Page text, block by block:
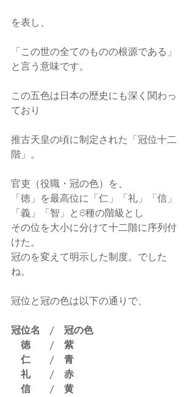
を表し、
「この世の全てのものの根源である」
と言う意味です。
この五色は日本の歴史にも深く関わっ
ており
推古天皇の頃に制定された「冠位十二
階」。
官吏（役職・冠の色）を、
「徳」を最高位に「仁」「礼」「信」
「義」「智」と6種の階級とし
その位を大小に分けて十二階に序列付
けた。
冠のを変えて明示した制度。でした
ね。
冠位と冠の色は以下の通りで、
冠位名　/　冠の色
徳　　/　紫
仁　　/　青
礼　　/　赤
信　　/　黄